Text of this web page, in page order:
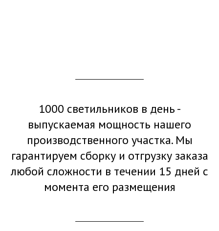
1000 светильников в день -
выпускаемая мощность нашего
производственного участка. Мы
гарантируем сборку и отгрузку заказа
любой сложности в течении 15 дней с
момента его размещения